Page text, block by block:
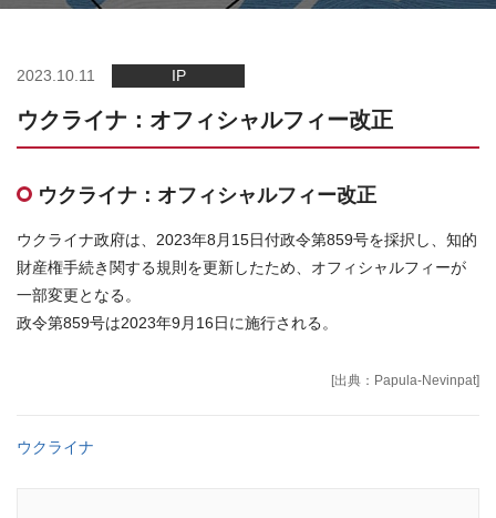
ENGLISH
お問合せはこちら
資料ダウンロード
2023.10.11 IP
ウクライナ：オフィシャルフィー改正
ウクライナ：オフィシャルフィー改正
ウクライナ政府は、2023年8月15日付政令第859号を採択し、知的
財産権手続き関する規則を更新したため、オフィシャルフィーが
一部変更となる。
政令第859号は2023年9月16日に施行される。
[出典：Papula-Nevinpat]
ウクライナ